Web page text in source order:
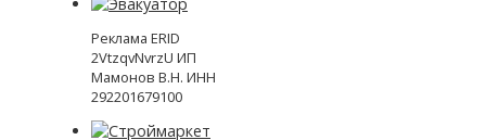
Реклама ERID
2VtzqvNvrzU ИП
Мамонов В.Н. ИНН
292201679100